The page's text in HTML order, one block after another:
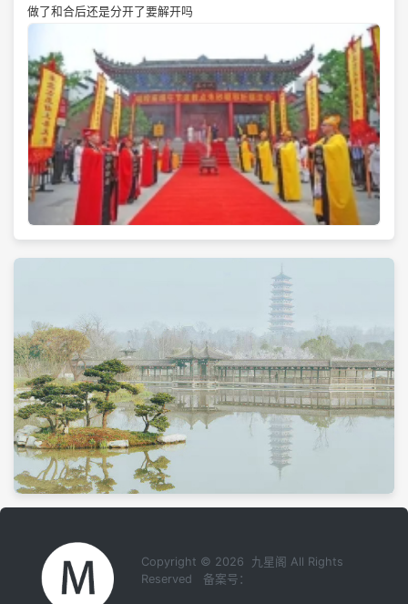
做了和合后还是分开了要解开吗
Copyright © 2026 九星阁 All Rights
Reserved 备案号：